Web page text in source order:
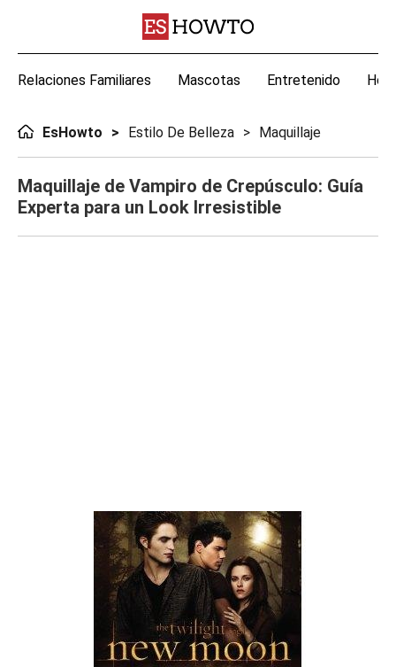
Relaciones Familiares Mascotas Entretenido
EsHowto Estilo De Belleza Maquillaje
Maquillaje de Vampiro de Crepúsculo: Guía
Experta para un Look Irresistible